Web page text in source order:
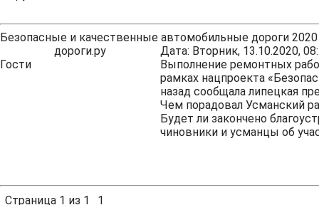
Безопасные и качественные автомобильные дороги 2020
дороги.ру
Дата: Вторник, 13.10.2020,
Гости
Выполнение ремонтных
рамках нацпроекта
назад сообщала липецкая
Чем порадовал Усманский
Будет ли закончено
чиновники и усманцы об
Страница 1 из 1 1